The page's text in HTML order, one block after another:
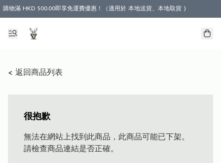
購物滿 HKD 500.00即享免運費優惠！（適用於 本地送貨、本地取貨 )
< 返回商品列表
很抱歉
無法在網站上找到此商品，此商品可能已下架。
請檢查商品連結是否正確。